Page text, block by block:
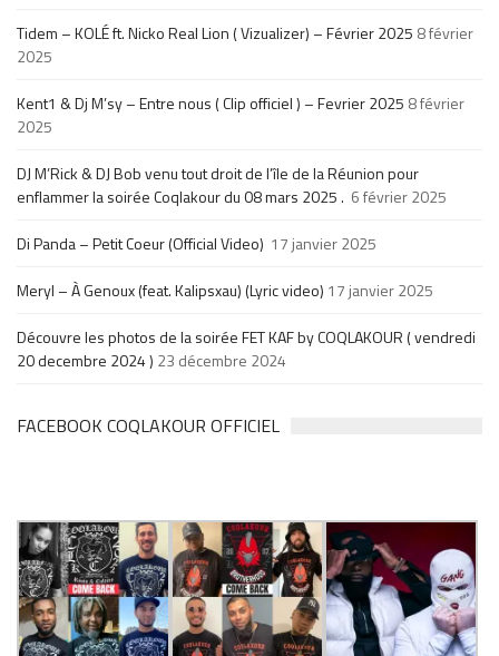
Tidem – KOLÉ ft. Nicko Real Lion ( Vizualizer) – Février 2025 8 février
2025
Kent1 & Dj M’sy – Entre nous ( Clip officiel ) – Fevrier 2025 8 février
2025
DJ M’Rick & DJ Bob venu tout droit de l’île de la Réunion pour
enflammer la soirée Coqlakour du 08 mars 2025 . 6 février 2025
Di Panda – Petit Coeur (Official Video) 17 janvier 2025
Meryl – À Genoux (feat. Kalipsxau) (Lyric video) 17 janvier 2025
Découvre les photos de la soirée FET KAF by COQLAKOUR ( vendredi
20 decembre 2024 ) 23 décembre 2024
FACEBOOK COQLAKOUR OFFICIEL